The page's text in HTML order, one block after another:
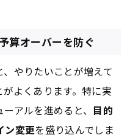
算オーバーを防ぐ
やりたいことが増えて
よくあります。特に実
アルを進めると、 目的
ン変更を盛り込んでしま